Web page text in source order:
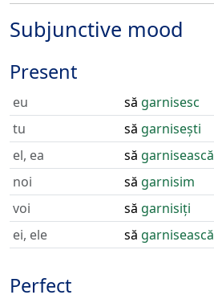
Subjunctive mood
Present
eu să garnisesc
tu
să garnisești
el, ea
să garnisească
noi
să garnisim
voi
să garnisiți
ei, ele
să garnisească
Perfect